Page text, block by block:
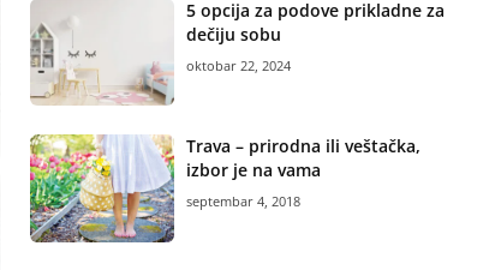
5 opcija za podove prikladne za
dečiju sobu
oktobar 22, 2024
Trava – prirodna ili veštačka,
izbor je na vama
septembar 4, 2018